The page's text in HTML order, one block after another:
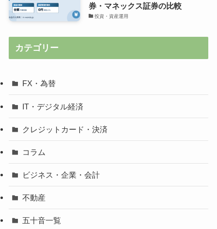
券・マネックス証券の比較
投資・資産運用
カテゴリー
FX・為替
IT・デジタル経済
クレジットカード・決済
コラム
ビジネス・企業・会計
不動産
五十音一覧